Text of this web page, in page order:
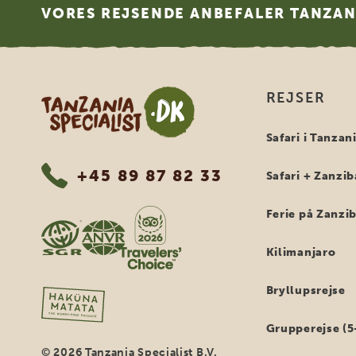
VORES REJSENDE ANBEFALER
Tanzania Specialist
+45 89 87 82 33
© 2026 Tanzania Specialist B.V.
REJSER
Safari i
Safari +
Ferie på
Kilimanjaro
Bryllupsrejse
Grupperejse